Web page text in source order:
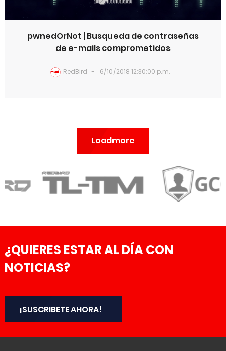
pwnedOrNot | Busqueda de contraseñas
de e-mails comprometidos
RedBird 6/10/2018 12:30:00 p.m.
Loadmore
¿QUIERES ESTAR AL DÍA CON
NOTICIAS?
¡SUSCRIBETE AHORA!